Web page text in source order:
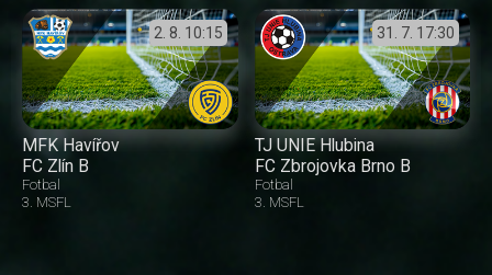
2. 8. 10:15
MFK Havířov
FC Zlín B
Fotbal
3. MSFL
31. 7. 17:30
TJ UNIE Hlubina
FC Zbrojovka Brno B
Fotbal
3. MSFL